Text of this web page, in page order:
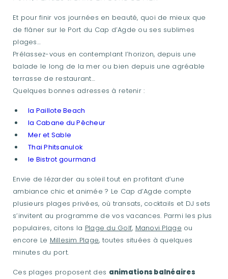
Et pour finir vos journées en beauté, quoi de mieux que
de flâner sur le Port du Cap d’Agde ou ses sublimes
plages…
Prélassez-vous en contemplant l’horizon, depuis une
balade le long de la mer ou bien depuis une agréable
terrasse de restaurant…
Quelques bonnes adresses à retenir :
la Paillote Beach
la Cabane du Pêcheur
Mer et Sable
Thai Phitsanulok
le Bistrot gourmand
Envie de lézarder au soleil tout en profitant d’une
ambiance chic et animée ? Le Cap d’Agde compte
plusieurs plages privées, où transats, cocktails et DJ sets
s’invitent au programme de vos vacances. Parmi les plus
populaires, citons la Plage du Golf, Manovi Plage ou
encore Le Millesim Plage, toutes situées à quelques
minutes du port.
Ces plages proposent des animations balnéaires